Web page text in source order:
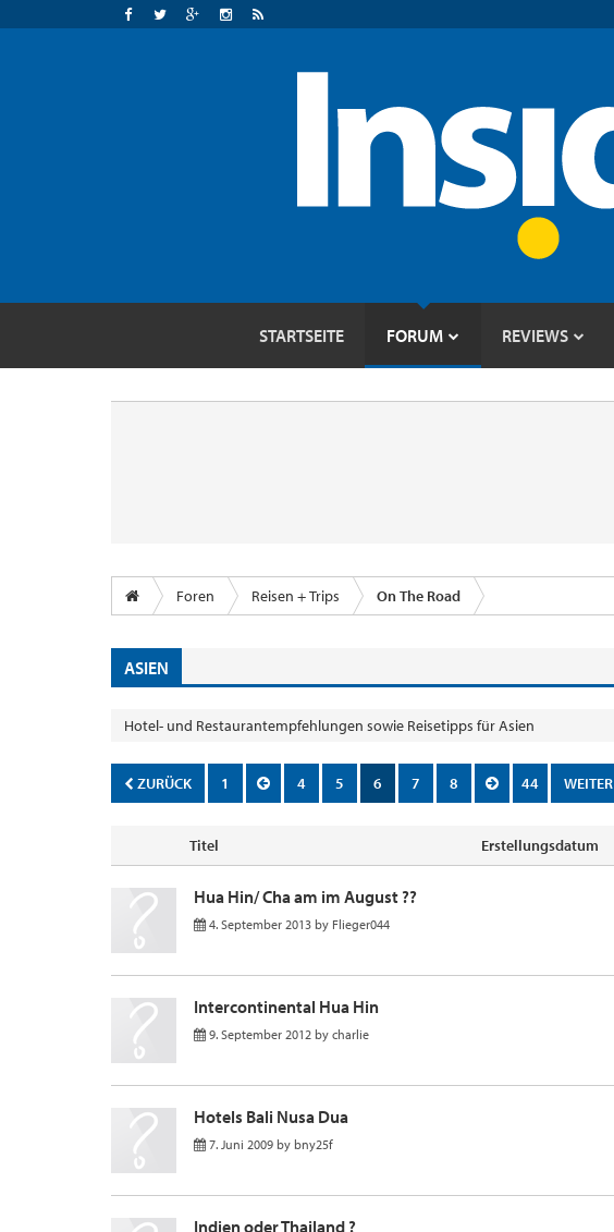
STARTSEITE FORUM REVIEWS
Foren Reisen + Trips On The Road
ASIEN
Hotel- und Restaurantempfehlungen sowie Reisetipps für Asien
ZURÜCK 1 4 5 6 7 8 44 WEITER
Titel Erstellungsdatum
Hua Hin/ Cha am im August ??
4. September 2013 by Flieger044
Intercontinental Hua Hin
9. September 2012 by charlie
Hotels Bali Nusa Dua
7. Juni 2009 by bny25f
Indien oder Thailand ?